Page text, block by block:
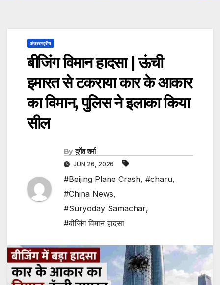
अंतरराष्ट्रीय
बीजिंग विमान हादसा | ऊंची
इमारत से टकराया कार के आकार
का विमान, पुलिस ने इलाका किया
सील
By दुर्गेश शर्मा
JUN 26, 2026
#Beijing Plane Crash, #charu,
#China News,
#Suryoday Samachar,
#बीजिंग विमान हादसा